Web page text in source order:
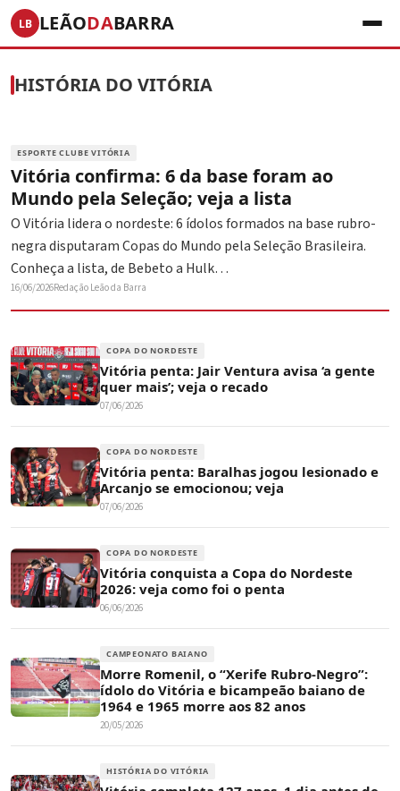
LB LEÃODABARRA
HISTÓRIA DO VITÓRIA
ESPORTE CLUBE VITÓRIA
Vitória confirma: 6 da base foram ao
Mundo pela Seleção; veja a lista
O Vitória lidera o nordeste: 6 ídolos formados na base rubro-
negra disputaram Copas do Mundo pela Seleção Brasileira.
Conheça a lista, de Bebeto a Hulk…
16/06/2026Redação Leão da Barra
COPA DO NORDESTE
Vitória penta: Jair Ventura avisa ‘a gente
quer mais’; veja o recado
07/06/2026
COPA DO NORDESTE
Vitória penta: Baralhas jogou lesionado e
Arcanjo se emocionou; veja
07/06/2026
COPA DO NORDESTE
Vitória conquista a Copa do Nordeste
2026: veja como foi o penta
06/06/2026
CAMPEONATO BAIANO
Morre Romenil, o “Xerife Rubro-Negro”:
ídolo do Vitória e bicampeão baiano de
1964 e 1965 morre aos 82 anos
20/05/2026
HISTÓRIA DO VITÓRIA